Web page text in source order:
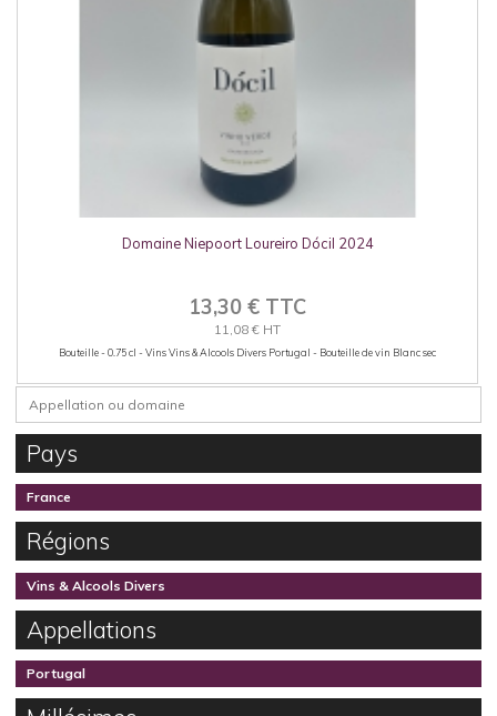
Domaine Niepoort Loureiro Dócil 2024
13,30 € TTC
11,08 € HT
Bouteille - 0.75 cl - Vins Vins & Alcools Divers Portugal - Bouteille de vin Blanc sec
Pays
France
Régions
Vins & Alcools Divers
Appellations
Portugal